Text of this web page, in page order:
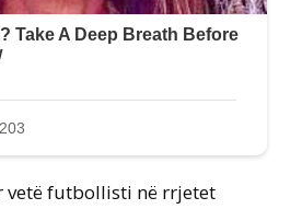
vetë futbollisti në rrjetet